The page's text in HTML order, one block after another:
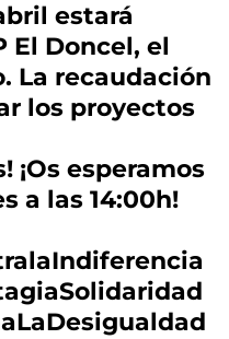
estará
El Doncel, el
La recaudación
los proyectos
¡Os esperamos
a las 14:00h!